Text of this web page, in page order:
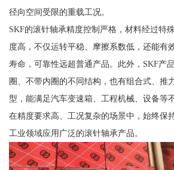
径向空间受限的重载工况。
SKF的滚针轴承精度控制严格，材料经过特
度高，不仅运转平稳、摩擦系数低，还能有
寿命，可靠性远超普通产品。此外，SKF产
圈、不带内圈的不同结构，也有组合式、推
型，能满足汽车变速箱、工程机械、设备等
在精度要求高、工况复杂的场景中，始终保
工业领域应用广泛的滚针轴承产品。